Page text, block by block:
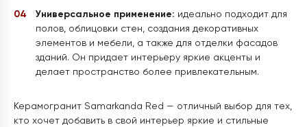
Универсальное применение: идеально подходит для
полов, облицовки стен, создания декоративных
элементов и мебели, а также для отделки фасадов
зданий. Он придает интерьеру яркие акценты и
делает пространство более привлекательным.
Керамогранит Samarkanda Red — отличный выбор для тех,
кто хочет добавить в свой интерьер яркие и стильные